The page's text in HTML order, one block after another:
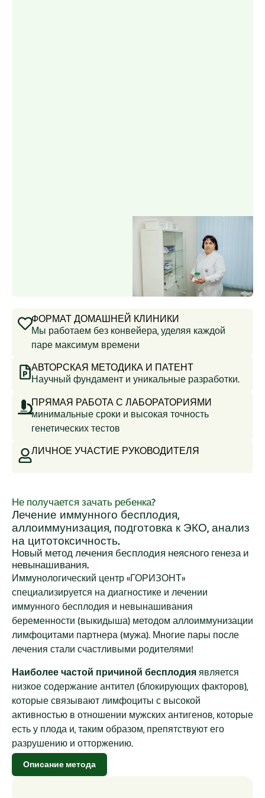
ФОРМАТ ДОМАШНЕЙ КЛИНИКИ
Мы работаем без конвейера, уделяя каждой
паре максимум времени
АВТОРСКАЯ МЕТОДИКА И ПАТЕНТ
Научный фундамент и уникальные разработки.
ПРЯМАЯ РАБОТА С ЛАБОРАТОРИЯМИ
минимальные сроки и высокая точность
генетических тестов
ЛИЧНОЕ УЧАСТИЕ РУКОВОДИТЕЛЯ
Не получается зачать ребенка?
Лечение иммунного бесплодия,
аллоиммунизация, подготовка к ЭКО, анализ
на цитотоксичность.
Новый метод лечения бесплодия неясного генеза и
невынашивания.
Иммунологический центр «ГОРИЗОНТ»
специализируется на диагностике и лечении
иммунного бесплодия и невынашивания
беременности (выкидыша) методом аллоиммунизации
лимфоцитами партнера (мужа). Многие пары после
лечения стали счастливыми родителями!
Наиболее частой причиной бесплодия является
низкое содержание антител (блокирующих факторов),
которые связывают лимфоциты с высокой
активностью в отношении мужских антигенов, которые
есть у плода и, таким образом, препятствуют его
разрушению и отторжению.
Описание метода